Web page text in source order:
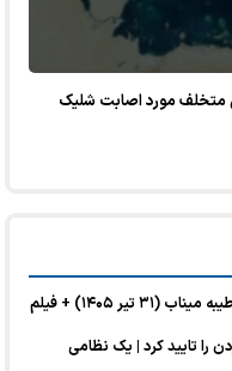
متخلف مورد اصابت شلیک
۱۴۰۵) + فیلم
در اردن را تایید کرد | یک نظامی